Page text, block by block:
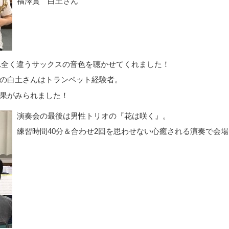
く違うサックスの音色を聴かせてくれました！
白土さんはトランペット経験者。
がみられました！
演奏会の最後は男性トリオの『花は咲く』。
練習時間40分＆合わせ2回を思わせない心癒される演奏で会場